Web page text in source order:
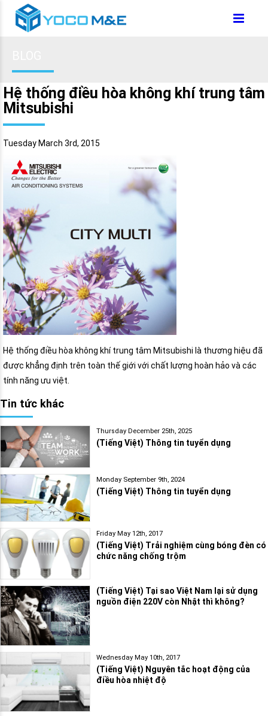
Hệ thống điều hòa không khí trung tâm
Mitsubishi
Tuesday March 3rd, 2015
Hệ thống điều hòa không khí trung tâm Mitsubishi là thương hiệu đã
được khẳng định trên toàn thế giới với chất lượng hoàn hảo và các
tính năng ưu việt.
Tin tức khác
Thursday December 25th, 2025
(Tiếng Việt) Thông tin tuyển dụng
Monday September 9th, 2024
(Tiếng Việt) Thông tin tuyển dụng
Friday May 12th, 2017
(Tiếng Việt) Trải nghiệm cùng bóng đèn có
chức năng chống trộm
(Tiếng Việt) Tại sao Việt Nam lại sử dụng
nguồn điện 220V còn Nhật thì không?
Wednesday May 10th, 2017
(Tiếng Việt) Nguyên tắc hoạt động của
điều hòa nhiệt độ